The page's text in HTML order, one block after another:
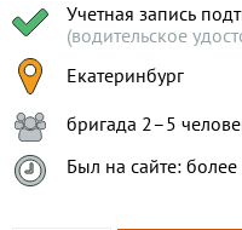
Учетная запись
(водительское
Екатеринбург
бригада 2–5
Был на сайте: более